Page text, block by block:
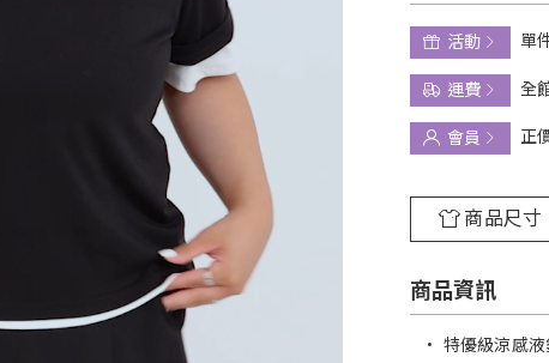
活動
單
運費
全
會員
正
商品尺寸
商品資訊
• 特優級涼感